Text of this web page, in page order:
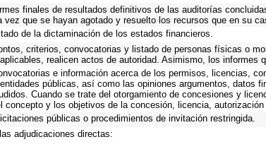
finales de resultados definitivos de las auditorías
vez que se hayan agotado y resuelto los recursos que en su
de la dictaminación de los estados financieros.
criterios, convocatorias y listado de personas físicas o
realicen actos de autoridad. Asimismo, los
e información acerca de los permisos, licencias,
públicas, así como las opiniones argumentos, datos
Cuando se trate del otorgamiento de concesiones y
concepto y los objetivos de la concesión, licencia,
públicas o procedimientos de invitación restringida.
adjudicaciones directas: